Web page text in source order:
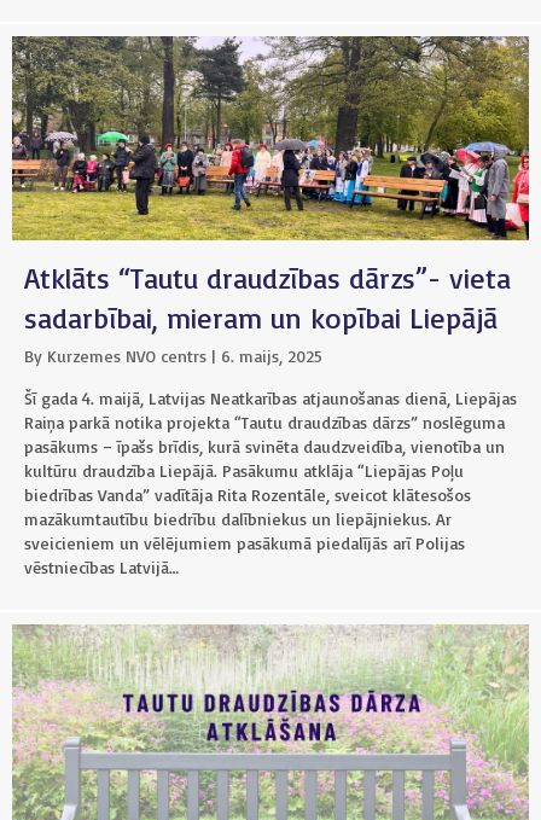
Atklāts “Tautu draudzības dārzs”- vieta
sadarbībai, mieram un kopībai Liepājā
By Kurzemes NVO centrs | 6. maijs, 2025
Šī gada 4. maijā, Latvijas Neatkarības atjaunošanas dienā, Liepājas
Raiņa parkā notika projekta “Tautu draudzības dārzs” noslēguma
pasākums – īpašs brīdis, kurā svinēta daudzveidība, vienotība un
kultūru draudzība Liepājā. Pasākumu atklāja “Liepājas Poļu
biedrības Vanda” vadītāja Rita Rozentāle, sveicot klātesošos
mazākumtautību biedrību dalībniekus un liepājniekus. Ar
sveicieniem un vēlējumiem pasākumā piedalījās arī Polijas
vēstniecības Latvijā…